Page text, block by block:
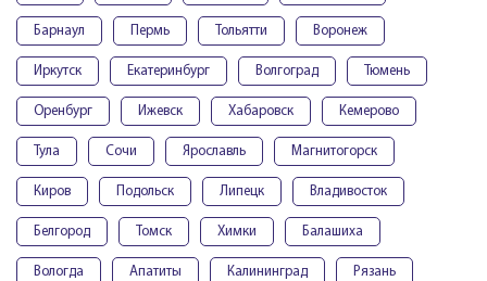
Барнаул Пермь Тольятти Воронеж
Иркутск Екатеринбург Волгоград Тюмень
Оренбург Ижевск Хабаровск Кемерово
Тула Сочи Ярославль Магнитогорск
Киров Подольск Липецк Владивосток
Белгород Томск Химки Балашиха
Вологда Апатиты Калининград Рязань